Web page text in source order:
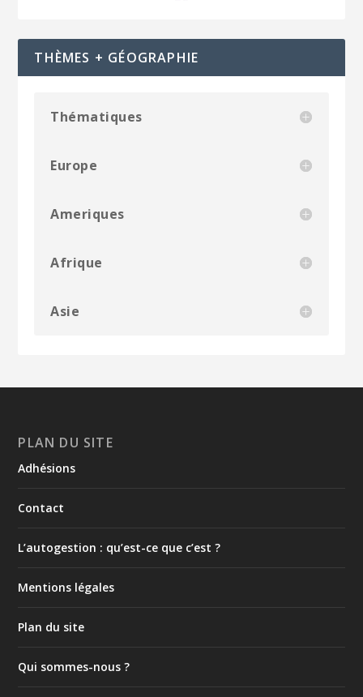
THÈMES + GÉOGRAPHIE
Thématiques
Europe
Ameriques
Afrique
Asie
PLAN DU SITE
Adhésions
Contact
L’autogestion : qu’est-ce que c’est ?
Mentions légales
Plan du site
Qui sommes-nous ?